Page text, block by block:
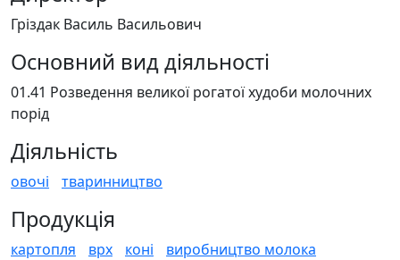
Гріздак Василь Васильович
Основний вид діяльності
01.41 Розведення великої рогатої худоби молочних
порід
Діяльність
овочі тваринництво
Продукція
картопля врх коні виробництво молока